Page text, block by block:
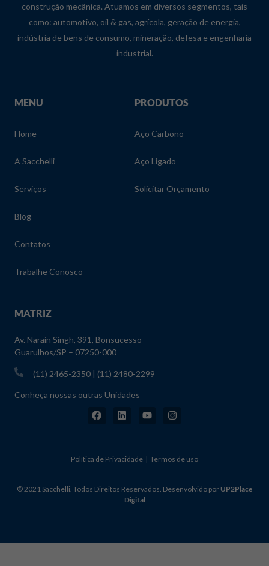
construção mecânica. Atuamos em diversos segmentos, tais
como: automotivo, oil & gas, agrícola, geração de energia,
indústria de bens de consumo, mineração, defesa e engenharia
industrial.
MENU
Home
A Sacchelli
Serviços
Blog
Contatos
Trabalhe Conosco
PRODUTOS
Aço Carbono
Aço Ligado
Solicitar Orçamento
MATRIZ
Av. Narain Singh, 391, Bonsucesso
Guarulhos/SP – 07250-000
(11) 2465-2350 | (11) 2480-2299
Conheça nossas outras Unidades
Política de Privacidade | Termos de uso
© 2021 Sacchelli. Todos Direitos Reservados. Desenvolvido por UP2Place
Digital